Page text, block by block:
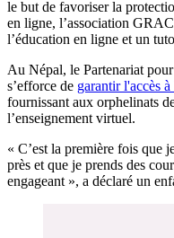
le but de favoriser la
en ligne, l’association
l’éducation en ligne et un
Au Népal, le Partenariat
s’efforce de garantir l'accès
fournissant aux orphelinats
l’enseignement virtuel.
« C’est la première fois que
près et que je prends des
engageant », a déclaré un